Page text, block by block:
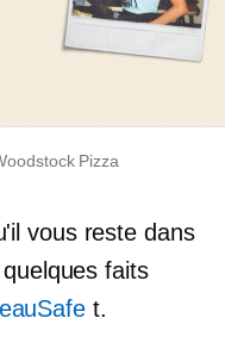
Pizza
vous reste dans
faits
t.